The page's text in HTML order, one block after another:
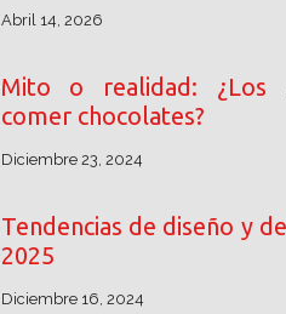
Abril 14, 2026
Mito o realidad: ¿Los
comer chocolates?
Diciembre 23, 2024
Tendencias de diseño y
2025
Diciembre 16, 2024